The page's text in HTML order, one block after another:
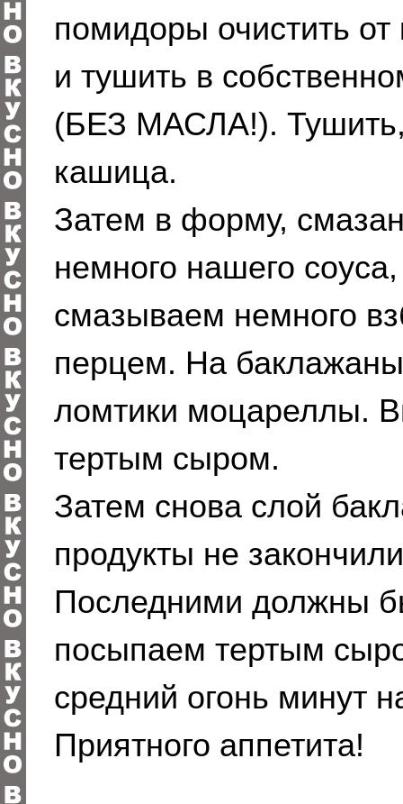
помидоры очистить
и тушить в
(БЕЗ МАСЛА!). Тушить,
кашица.
Затем в форму,
немного нашего
смазываем немного
перцем. На
ломтики моцареллы.
тертым сыром.
Затем снова слой
продукты не
Последними должны
посыпаем тертым
средний огонь минут
Приятного аппетита!